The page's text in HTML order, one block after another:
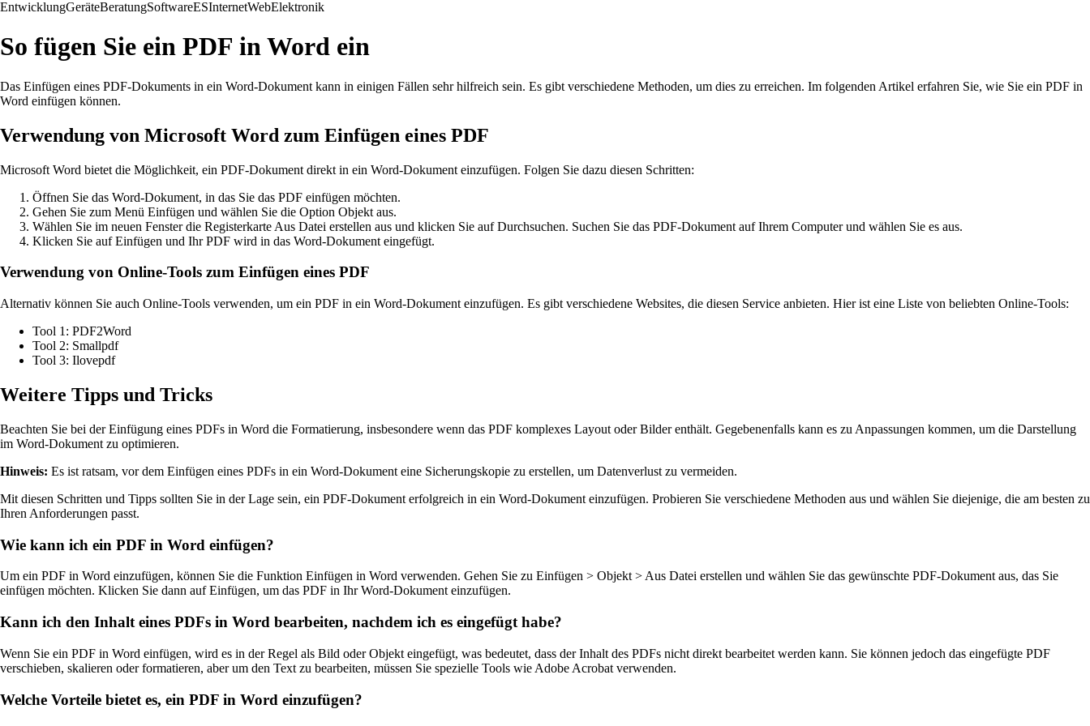
EntwicklungGeräteBeratungSoftwareESInternetWebElektronik
So fügen Sie ein PDF in Word ein
Das Einfügen eines PDF-Dokuments in ein Word-Dokument kann in einigen Fällen sehr hilfreich sein. Es gibt verschiedene Methoden, um dies zu erreichen. Im folgenden Artikel erfahren Sie, wie Sie ein PDF in
Word einfügen können.
Verwendung von Microsoft Word zum Einfügen eines PDF
Microsoft Word bietet die Möglichkeit, ein PDF-Dokument direkt in ein Word-Dokument einzufügen. Folgen Sie dazu diesen Schritten:
Öffnen Sie das Word-Dokument, in das Sie das PDF einfügen möchten.
Gehen Sie zum Menü Einfügen und wählen Sie die Option Objekt aus.
Wählen Sie im neuen Fenster die Registerkarte Aus Datei erstellen aus und klicken Sie auf Durchsuchen. Suchen Sie das PDF-Dokument auf Ihrem Computer und wählen Sie es aus.
Klicken Sie auf Einfügen und Ihr PDF wird in das Word-Dokument eingefügt.
Verwendung von Online-Tools zum Einfügen eines PDF
Alternativ können Sie auch Online-Tools verwenden, um ein PDF in ein Word-Dokument einzufügen. Es gibt verschiedene Websites, die diesen Service anbieten. Hier ist eine Liste von beliebten Online-Tools:
Tool 1: PDF2Word
Tool 2: Smallpdf
Tool 3: Ilovepdf
Weitere Tipps und Tricks
Beachten Sie bei der Einfügung eines PDFs in Word die Formatierung, insbesondere wenn das PDF komplexes Layout oder Bilder enthält. Gegebenenfalls kann es zu Anpassungen kommen, um die Darstellung
im Word-Dokument zu optimieren.
Hinweis: Es ist ratsam, vor dem Einfügen eines PDFs in ein Word-Dokument eine Sicherungskopie zu erstellen, um Datenverlust zu vermeiden.
Mit diesen Schritten und Tipps sollten Sie in der Lage sein, ein PDF-Dokument erfolgreich in ein Word-Dokument einzufügen. Probieren Sie verschiedene Methoden aus und wählen Sie diejenige, die am besten zu
Ihren Anforderungen passt.
Wie kann ich ein PDF in Word einfügen?
Um ein PDF in Word einzufügen, können Sie die Funktion Einfügen in Word verwenden. Gehen Sie zu Einfügen > Objekt > Aus Datei erstellen und wählen Sie das gewünschte PDF-Dokument aus, das Sie
einfügen möchten. Klicken Sie dann auf Einfügen, um das PDF in Ihr Word-Dokument einzufügen.
Kann ich den Inhalt eines PDFs in Word bearbeiten, nachdem ich es eingefügt habe?
Wenn Sie ein PDF in Word einfügen, wird es in der Regel als Bild oder Objekt eingefügt, was bedeutet, dass der Inhalt des PDFs nicht direkt bearbeitet werden kann. Sie können jedoch das eingefügte PDF
verschieben, skalieren oder formatieren, aber um den Text zu bearbeiten, müssen Sie spezielle Tools wie Adobe Acrobat verwenden.
Welche Vorteile bietet es, ein PDF in Word einzufügen?